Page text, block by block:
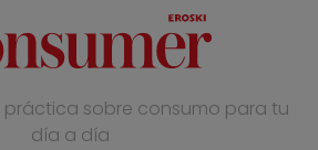
práctica sobre consumo para tu
día a día